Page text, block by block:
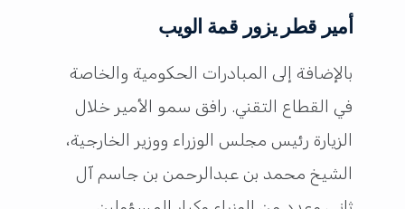
أمير قطر يزور قمة الويب
بالإضافة إلى المبادرات الحكومية والخاصة
في القطاع التقني. رافق سمو الأمير خلال
الزيارة رئيس مجلس الوزراء ووزير الخارجية،
الشيخ محمد بن عبدالرحمن بن جاسم آل